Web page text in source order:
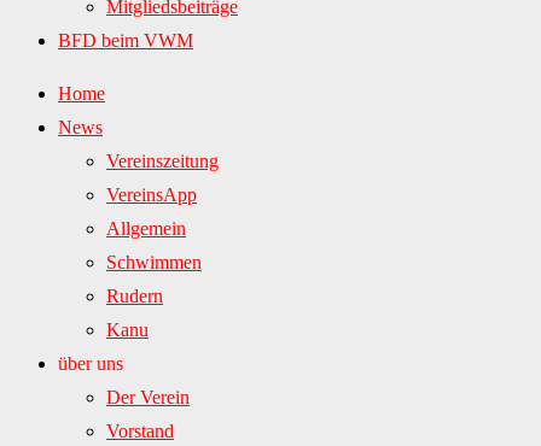
Mitgliedsbeiträge
BFD beim VWM
Home
News
Vereinszeitung
VereinsApp
Allgemein
Schwimmen
Rudern
Kanu
über uns
Der Verein
Vorstand